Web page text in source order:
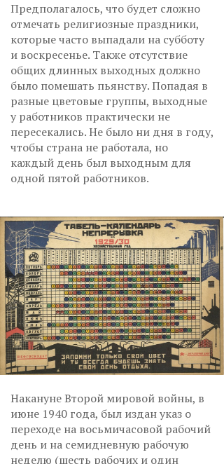
Предполагалось, что будет сложно
отмечать религиозные праздники,
которые часто выпадали на субботу
и воскресенье. Также отсутствие
общих длинных выходных должно
было помешать пьянству. Попадая в
разные цветовые группы, выходные
у работников практически не
пересекались. Не было ни дня в году,
чтобы страна не работала, но
каждый день был выходным для
одной пятой работников.
Накануне Второй мировой войны, в
июне 1940 года, был издан указ о
переходе на восьмичасовой рабочий
день и на семидневную рабочую
неделю (шесть рабочих и один